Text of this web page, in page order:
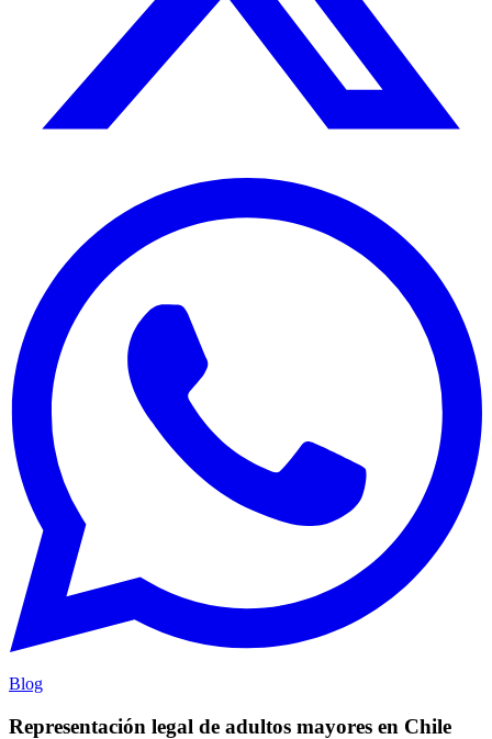
Blog
Representación legal de adultos mayores en Chile